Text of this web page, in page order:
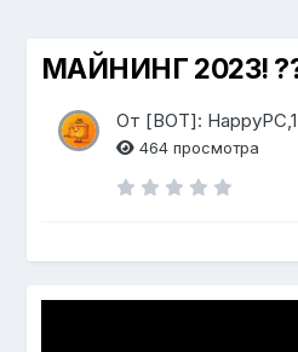
МАЙНИНГ 2023!
От [BOT]:
464 просмотра